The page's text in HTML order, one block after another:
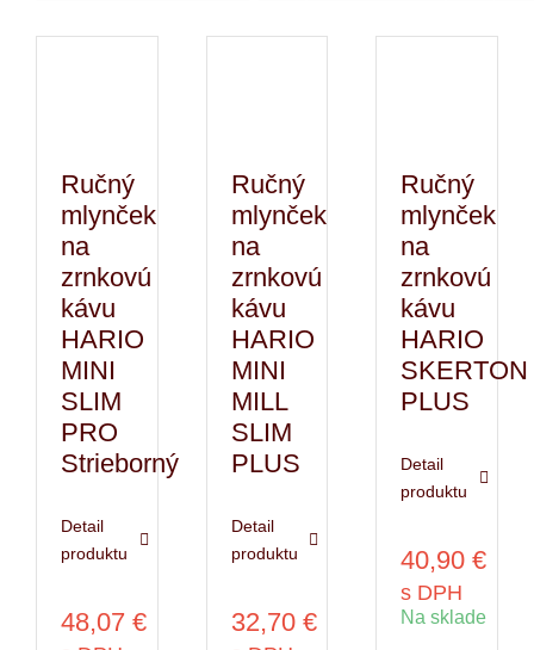
Ručný
mlynček
na
zrnkovú
kávu
HARIO
MINI
SLIM
PRO
Strieborný
Detail
produktu
48,07 €
Ručný
mlynček
na
zrnkovú
kávu
HARIO
MINI
MILL
SLIM
PLUS
Detail
produktu
32,70 €
Ručný
mlynček
na
zrnkovú
kávu
HARIO
SKERTON
PLUS
Detail
produktu
40,90€
s DPH
Na sklade